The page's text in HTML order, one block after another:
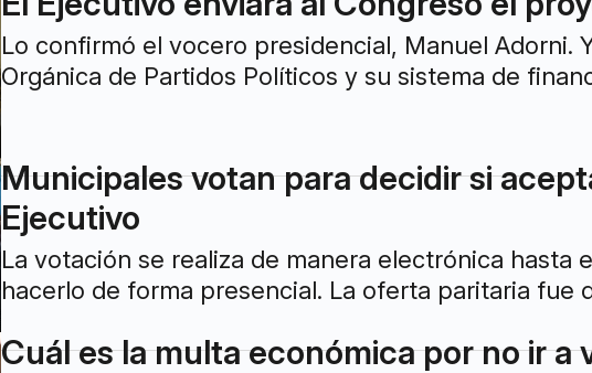
Lo confirmó el vocero presidencial, Manuel Adorni.
Orgánica de Partidos Políticos y su sistema de
Municipales votan para decidir si
Ejecutivo
La votación se realiza de manera electrónica hasta
hacerlo de forma presencial. La oferta paritaria fue
Cuál es la multa económica por no ir a